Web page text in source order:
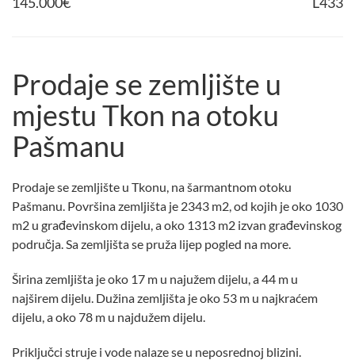
Prodaje se zemljište u
mjestu Tkon na otoku
Pašmanu
Prodaje se zemljište u Tkonu, na šarmantnom otoku
Pašmanu. Površina zemljišta je 2343 m2, od kojih je oko 1030
m2 u građevinskom dijelu, a oko 1313 m2 izvan građevinskog
područja. Sa zemljišta se pruža lijep pogled na more.
Širina zemljišta je oko 17 m u najužem dijelu, a 44 m u
najširem dijelu. Dužina zemljišta je oko 53 m u najkraćem
dijelu, a oko 78 m u najdužem dijelu.
Priključci struje i vode nalaze se u neposrednoj blizini.